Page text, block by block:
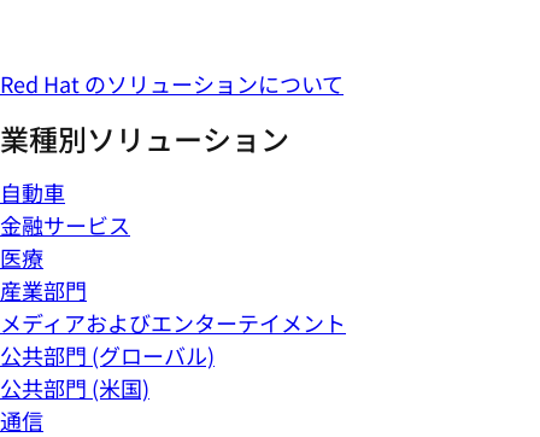
Red Hat のソリューションについて
業種別ソリューション
自動車
金融サービス
医療
産業部門
メディアおよびエンターテイメント
公共部門 (グローバル)
公共部門 (米国)
通信